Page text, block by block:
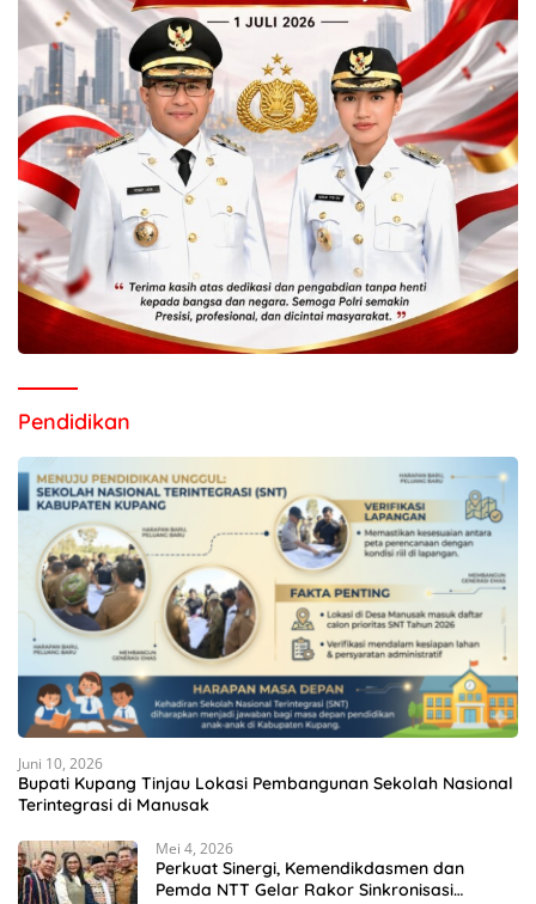
Pendidikan
Juni 10, 2026
Bupati Kupang Tinjau Lokasi Pembangunan Sekolah Nasional
Terintegrasi di Manusak
Mei 4, 2026
Perkuat Sinergi, Kemendikdasmen dan
Pemda NTT Gelar Rakor Sinkronisasi